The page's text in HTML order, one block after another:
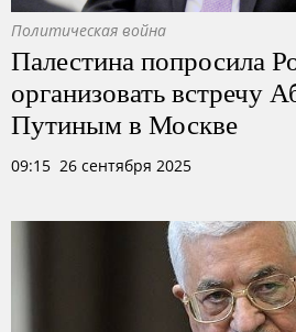
Политическая война
Палестина попросила
организовать встречу
Путиным в Москве
09:15 26 сентября 2025